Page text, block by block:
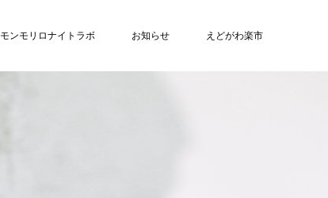
モンモリロナイトラボ お知らせ えどがわ楽市